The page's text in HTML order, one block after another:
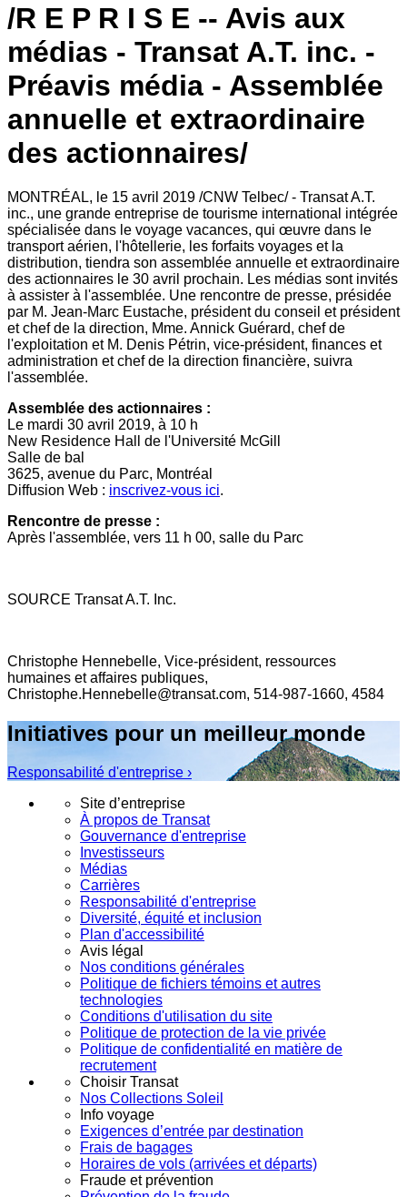
/R E P R I S E -- Avis aux
médias - Transat A.T. inc. -
Préavis média - Assemblée
annuelle et extraordinaire
des actionnaires/
MONTRÉAL, le 15 avril 2019 /CNW Telbec/ - Transat A.T.
inc., une grande entreprise de tourisme international intégrée
spécialisée dans le voyage vacances, qui œuvre dans le
transport aérien, l'hôtellerie, les forfaits voyages et la
distribution, tiendra son assemblée annuelle et extraordinaire
des actionnaires le 30 avril prochain. Les médias sont invités
à assister à l'assemblée. Une rencontre de presse, présidée
par M. Jean-Marc Eustache, président du conseil et président
et chef de la direction, Mme. Annick Guérard, chef de
l'exploitation et M. Denis Pétrin, vice-président, finances et
administration et chef de la direction financière, suivra
l'assemblée.
Assemblée des actionnaires :
Le mardi 30 avril 2019, à 10 h
New Residence Hall de l'Université McGill
Salle de bal
3625, avenue du Parc, Montréal
Diffusion Web : inscrivez-vous ici.
Rencontre de presse :
Après l'assemblée, vers 11 h 00, salle du Parc
SOURCE Transat A.T. Inc.
Christophe Hennebelle, Vice-président, ressources
humaines et affaires publiques,
Christophe.Hennebelle@transat.com, 514-987-1660, 4584
Initiatives pour un meilleur monde
Responsabilité d'entreprise ›
Site d’entreprise
À propos de Transat
Gouvernance d'entreprise
Investisseurs
Médias
Carrières
Responsabilité d'entreprise
Diversité, équité et inclusion
Plan d'accessibilité
Avis légal
Nos conditions générales
Politique de fichiers témoins et autres
technologies
Conditions d'utilisation du site
Politique de protection de la vie privée
Politique de confidentialité en matière de
recrutement
Choisir Transat
Nos Collections Soleil
Info voyage
Exigences d’entrée par destination
Frais de bagages
Horaires de vols (arrivées et départs)
Fraude et prévention